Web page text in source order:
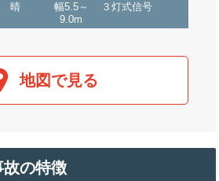
晴
幅5.5～
9.0m
３灯式信号
地図で見る
の特徴